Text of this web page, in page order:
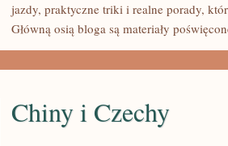
UŻYWANYCH
jazdy, praktyczne triki i realne porady,
Główną osią bloga są materiały
Chiny i Czechy